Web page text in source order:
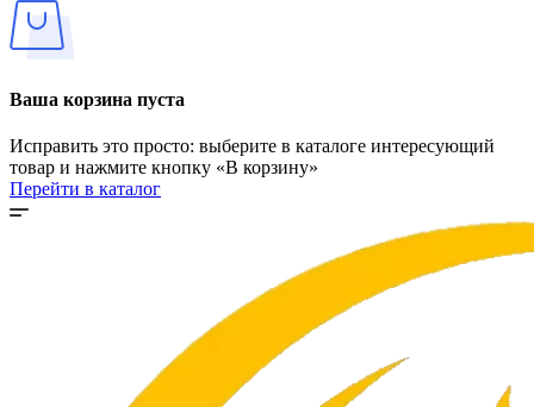
Ваша корзина пуста
Исправить это просто: выберите в каталоге интересующий
товар и нажмите кнопку «В корзину»
Перейти в каталог